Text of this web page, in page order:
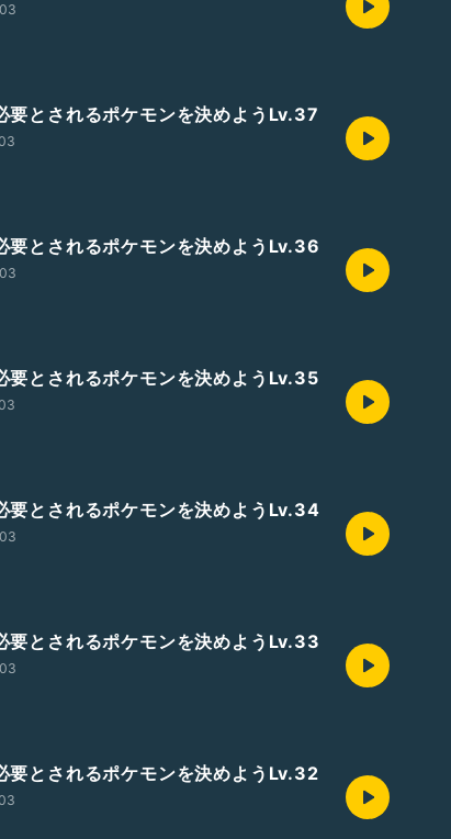
要とされるポケモンを決めようLv.37
要とされるポケモンを決めようLv.36
要とされるポケモンを決めようLv.35
要とされるポケモンを決めようLv.34
要とされるポケモンを決めようLv.33
要とされるポケモンを決めようLv.32